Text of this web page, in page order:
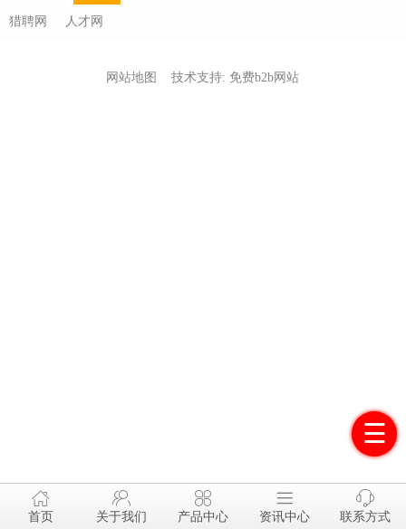
☰
猎聘网 人才网
网站地图 技术支持: 免费b2b网站

首页

关于我们

产品中心

资讯中心

联系方式